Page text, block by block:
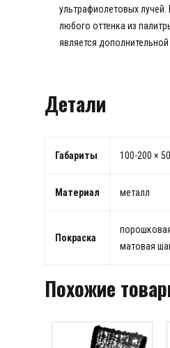
ультрафиолетовых
любого оттенка из
является дополнительной
Детали
Габариты 100-200 ×
Материал металл
Покраска
матовая
Похожие